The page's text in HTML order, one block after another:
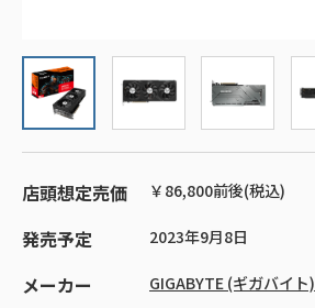
店頭想定売価 ￥86,800前後(税込)
発売予定 2023年9月8日
メーカー GIGABYTE (ギガバイト)